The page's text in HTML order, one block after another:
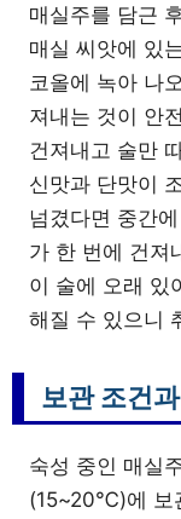
매실주를 담근
매실 씨앗에 있
코올에 녹아 나
져내는 것이 안
건져내고 술만
신맛과 단맛이
넘겼다면 중간
가 한 번에 건져
이 술에 오래 있
해질 수 있으니
보관 조건
숙성 중인 매실
(15~20℃)에 보